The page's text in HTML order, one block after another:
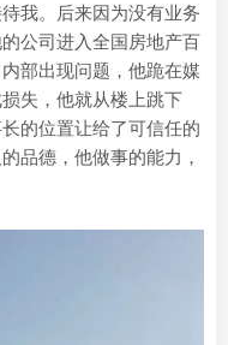
我。后来因为没有业务
公司进入全国房地产百
部出现问题，他跪在媒
失，他就从楼上跳下
的位置让给了可信任的
品德，他做事的能力，